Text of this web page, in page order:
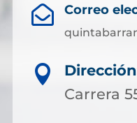
 Correo

Carrera